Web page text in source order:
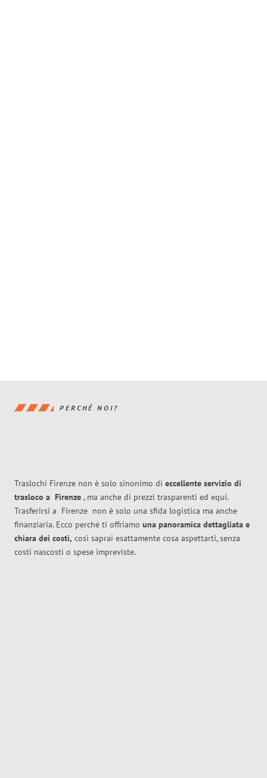
PERCHÉ NOI?
Traslochi Firenze non è solo sinonimo di eccellente servizio di
trasloco a Firenze , ma anche di prezzi trasparenti ed equi.
Trasferirsi a Firenze non è solo una sfida logistica ma anche
finanziaria. Ecco perché ti offriamo una panoramica dettagliata e
chiara dei costi, così saprai esattamente cosa aspettarti, senza
costi nascosti o spese impreviste.